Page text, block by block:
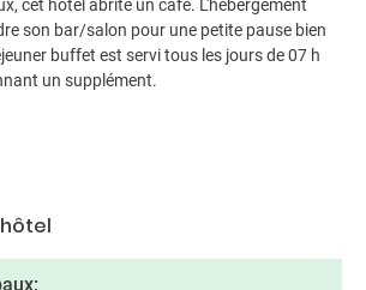
cet hôtel abrite un café. L'hébergement
son bar/salon pour une petite pause bien
buffet est servi tous les jours de 07 h
un supplément.